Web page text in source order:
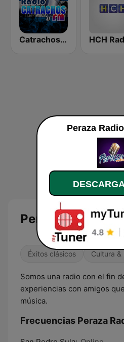
Catrachos FM HCH
Peraza Radio en
Éxitos clásicos Cultura &
Somos una radio con el fin
experiencias con amigos
música.
Frecuencias Peraza
Peraza